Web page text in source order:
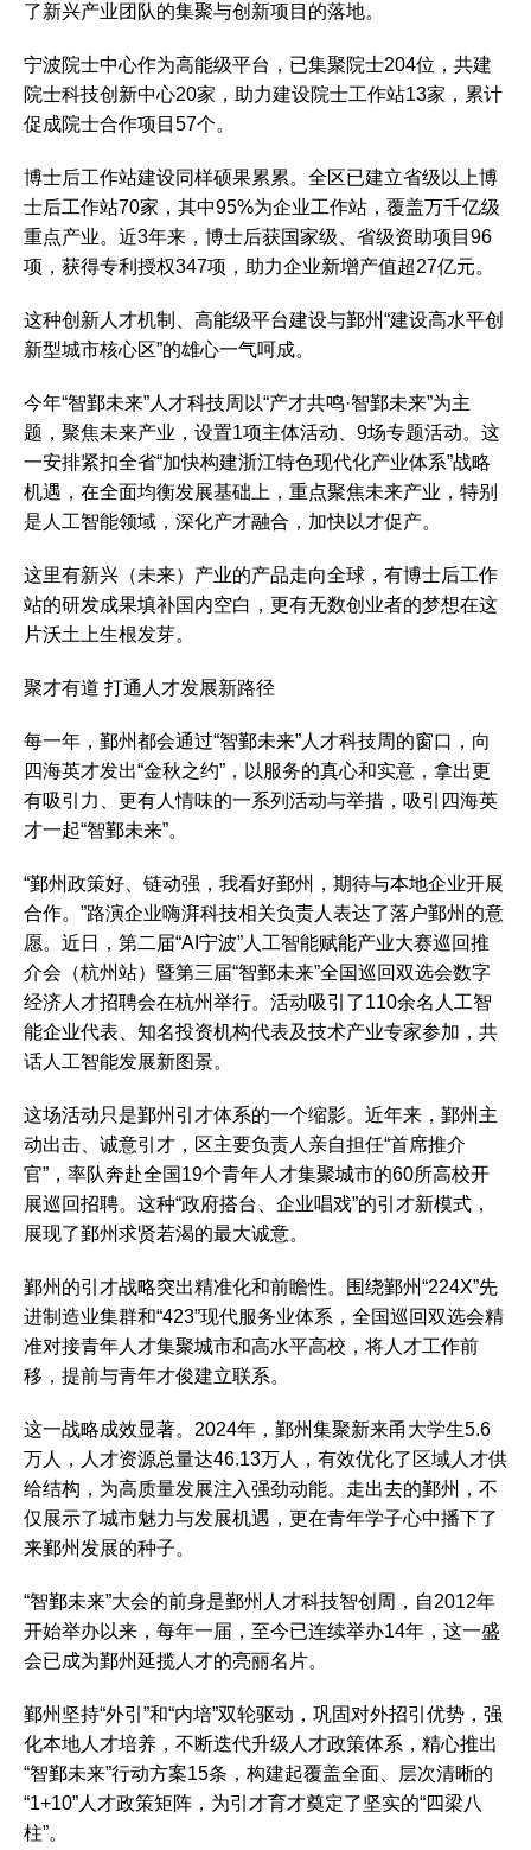
了新兴产业团队的集聚与创新项目的落地。
宁波院士中心作为高能级平台，已集聚院士204位，共建
院士科技创新中心20家，助力建设院士工作站13家，累计
促成院士合作项目57个。
博士后工作站建设同样硕果累累。全区已建立省级以上博
士后工作站70家，其中95%为企业工作站，覆盖万千亿级
重点产业。近3年来，博士后获国家级、省级资助项目96
项，获得专利授权347项，助力企业新增产值超27亿元。
这种创新人才机制、高能级平台建设与鄞州“建设高水平创
新型城市核心区”的雄心一气呵成。
今年“智鄞未来”人才科技周以“产才共鸣·智鄞未来”为主
题，聚焦未来产业，设置1项主体活动、9场专题活动。这
一安排紧扣全省“加快构建浙江特色现代化产业体系”战略
机遇，在全面均衡发展基础上，重点聚焦未来产业，特别
是人工智能领域，深化产才融合，加快以才促产。
这里有新兴（未来）产业的产品走向全球，有博士后工作
站的研发成果填补国内空白，更有无数创业者的梦想在这
片沃土上生根发芽。
聚才有道 打通人才发展新路径
每一年，鄞州都会通过“智鄞未来”人才科技周的窗口，向
四海英才发出“金秋之约”，以服务的真心和实意，拿出更
有吸引力、更有人情味的一系列活动与举措，吸引四海英
才一起“智鄞未来”。
“鄞州政策好、链动强，我看好鄞州，期待与本地企业开展
合作。”路演企业嗨湃科技相关负责人表达了落户鄞州的意
愿。近日，第二届“AI宁波”人工智能赋能产业大赛巡回推
介会（杭州站）暨第三届“智鄞未来”全国巡回双选会数字
经济人才招聘会在杭州举行。活动吸引了110余名人工智
能企业代表、知名投资机构代表及技术产业专家参加，共
话人工智能发展新图景。
这场活动只是鄞州引才体系的一个缩影。近年来，鄞州主
动出击、诚意引才，区主要负责人亲自担任“首席推介
官”，率队奔赴全国19个青年人才集聚城市的60所高校开
展巡回招聘。这种“政府搭台、企业唱戏”的引才新模式，
展现了鄞州求贤若渴的最大诚意。
鄞州的引才战略突出精准化和前瞻性。围绕鄞州“224X”先
进制造业集群和“423”现代服务业体系，全国巡回双选会精
准对接青年人才集聚城市和高水平高校，将人才工作前
移，提前与青年才俊建立联系。
这一战略成效显著。2024年，鄞州集聚新来甬大学生5.6
万人，人才资源总量达46.13万人，有效优化了区域人才供
给结构，为高质量发展注入强劲动能。走出去的鄞州，不
仅展示了城市魅力与发展机遇，更在青年学子心中播下了
来鄞州发展的种子。
“智鄞未来”大会的前身是鄞州人才科技智创周，自2012年
开始举办以来，每年一届，至今已连续举办14年，这一盛
会已成为鄞州延揽人才的亮丽名片。
鄞州坚持“外引”和“内培”双轮驱动，巩固对外招引优势，强
化本地人才培养，不断迭代升级人才政策体系，精心推出
“智鄞未来”行动方案15条，构建起覆盖全面、层次清晰的
“1+10”人才政策矩阵，为引才育才奠定了坚实的“四梁八
柱”。